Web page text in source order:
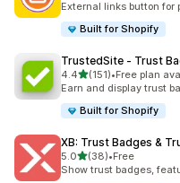
External links button for
Built for Shopify
TrustedSite ‑ Trust
4.4滿分 5 顆星
(151)
共有 151 則評價
•Free plan
Earn and display trust
Built for Shopify
XB: Trust Badges &
5.0滿分 5 顆星
(38)
共有 38 則評價
•Free
Show trust badges,